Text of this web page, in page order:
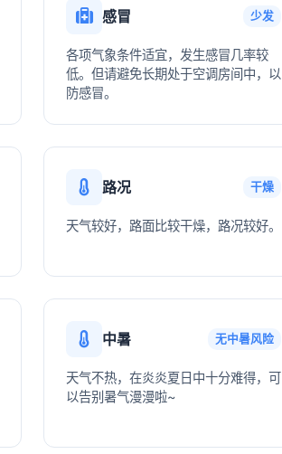
感冒 少发
各项气象条件适宜，发生感冒几率较
低。但请避免长期处于空调房间中，以
防感冒。
路况 干燥
天气较好，路面比较干燥，路况较好。
中暑 无中暑风险
天气不热，在炎炎夏日中十分难得，可
以告别暑气漫漫啦~